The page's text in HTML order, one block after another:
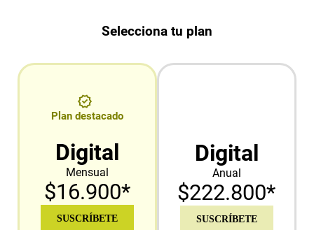
Selecciona tu plan
Plan destacado
Digital
Mensual
$16.900*
SUSCRÍBETE
Digital
Anual
$222.800*
SUSCRÍBETE